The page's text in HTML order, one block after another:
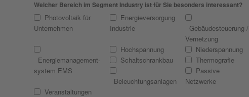
Welcher Bereich im Segment Industry ist für Sie besonders interessant?
Photovoltaik für
Unternehmen
Energieversorgung
Industrie
Gebäudesteuerung /
Vernetzung
Energiemanagement­
system EMS
Hochspannung
Niederspannung
Schaltschrankbau
Thermografie
Beleuchtungsanlagen
Passive
Netzwerke
Veranstaltungen